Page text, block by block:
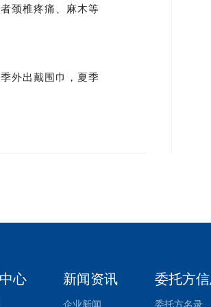
颈椎疼痛、麻木等
外出戴围巾，夏季
心 新闻资讯
企业新闻
委托方
委托方名录